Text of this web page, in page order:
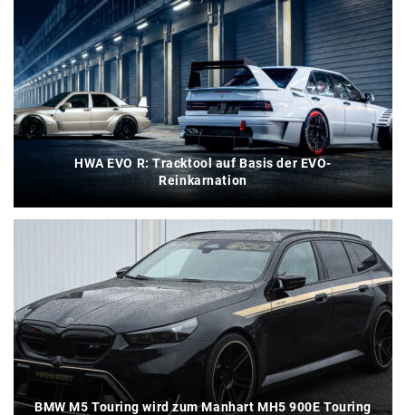
HWA EVO R: Tracktool auf Basis der EVO-
Reinkarnation
BMW M5 Touring wird zum Manhart MH5 900E Touring